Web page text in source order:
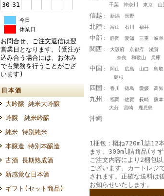
30 31
今日
休業日
お問合せ、ご注文返信は翌
営業日となります。(受注が
込み合う場合には、お休み
でも業務を行うことがござ
います)
日本酒
大吟醸 純米大吟醸
吟醸 純米吟醸
純米 特別純米
本醸造 特別本醸造
古酒 長期熟成酒
新感覚な日本酒
ギフト(セット商品)
千葉 神奈川 東京 山
信越 ： 新潟 長野
北陸： 富山 石川 福井
中部： 静岡 愛知 三重 岐阜
関西 ： 大阪府 京都府 滋賀
奈良 和歌山 兵庫
中国 ： 岡山 広島 山口 鳥
島根
四国 ： 香川 徳島 愛媛 高
九州 ： 福岡 佐賀 長崎 熊本
大分 宮崎 鹿児島
沖縄
1梱包：概ね720ml詰12
ます。300ml詰商品(すず
ご注文内容により2梱包
ございます。カートレジ
されます。正確な送料は
お知らせいたします。